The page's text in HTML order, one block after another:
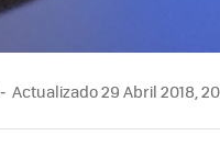
Actualizado 29 Abril 2018,